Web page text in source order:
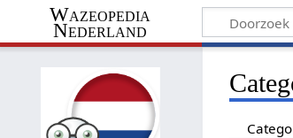
Wazeopedia
Nederland